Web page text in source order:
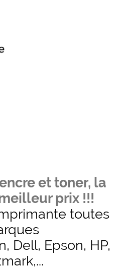
et toner, la
prix !!!
toutes
Dell, Epson, HP,